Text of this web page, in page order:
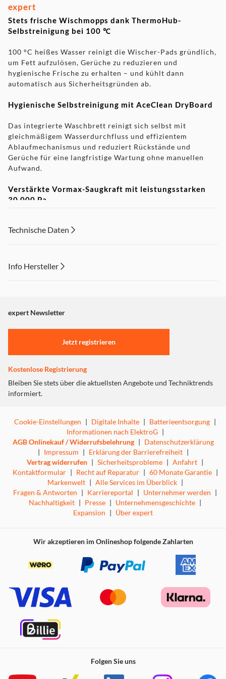
expert
Stets frische Wischmopps dank ThermoHub-
Selbstreinigung bei 100 ℃
100 °C heißes Wasser reinigt die Wischer-Pads gründlich,
um Fett aufzulösen, Gerüche zu reduzieren und
hygienische Frische zu erhalten – und kühlt dann
automatisch aus Sicherheitsgründen ab.
Hygienische Selbstreinigung mit AceClean DryBoard
Das integrierte Waschbrett reinigt sich selbst mit
gleichmäßigem Wasserdurchfluss und effizientem
Ablaufmechanismus und reduziert Rückstände und
Gerüche für eine langfristige Wartung ohne manuellen
Aufwand.
Verstärkte Vormax-Saugkraft mit leistungsstarken
30.000 Pa
und Schmutz mit leistungsstarker Performance und
HyperStream DuoBrush: Haaraufnahme leicht
Saugleistung, wodurch Verwicklungen reduziert werden
Technische Daten
Info Hersteller
"Marketing".
Einstellungen anpassen
expert Newsletter
Jetzt registrieren
Kostenlose Registrierung
Bleiben Sie stets über die aktuellsten Angebote und Techniktrends
informiert.
Cookie-Einstellungen | Digitale Inhalte | Batterieentsorgung |
Informationen nach ElektroG |
AGB Onlinekauf / Widerrufsbelehrung | Datenschutzerklärung
| Impressum | Erklärung der Barrierefreiheit |
Vertrag widerrufen | Sicherheitsprobleme | Anfahrt |
Kontaktformular | Recht auf Reparatur | 60 Monate Garantie |
Markenwelt | Alle Services im Überblick |
Fragen & Antworten | Karriereportal | Unternehmer werden |
Nachhaltigkeit | Presse | Unternehmensgeschichte |
Expansion | Über expert
Wir akzeptieren im Onlineshop folgende Zahlarten
Folgen Sie uns